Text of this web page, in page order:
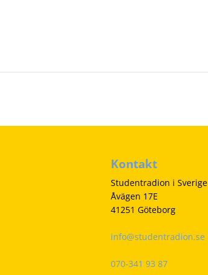
Kontakt
Studentradion i Sverige
Åvägen 17E
41251 Göteborg
info@studentradion.se
070-341 93 87